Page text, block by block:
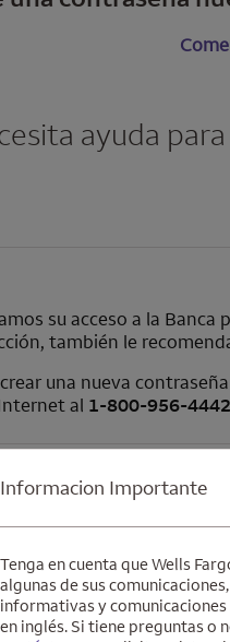
ayuda
su acceso a la Banca
también le
una nueva
al 1-800-956-4442
otro lado.
con números y
Informacion Importante
Tenga en cuenta que Wells
algunas de sus
informativas y
en inglés. Si tiene preguntas o